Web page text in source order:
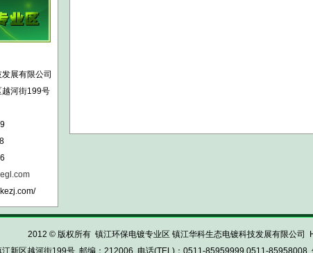
展有限公司
越河街199号
2012 © 版权所有 镇江环保电镀专业区 镇江华科生态电镀科技发展有限公司
江新区越河街199号 邮编：212006 电话(TEL)：0511-85959999 0511-85958008